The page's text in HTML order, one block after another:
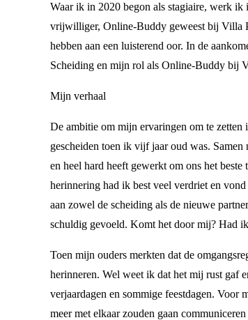
Waar ik in 2020 begon als stagiaire, werk
vrijwilliger, Online-Buddy geweest bij Villa
hebben aan een luisterend oor. In de
Scheiding en mijn rol als Online-Buddy bij
Mijn verhaal
De ambitie om mijn ervaringen om te
gescheiden toen ik vijf jaar oud was.
en heel hard heeft gewerkt om ons het
herinnering had ik best veel verdriet en
aan zowel de scheiding als de nieuwe
schuldig gevoeld. Komt het door mij? Had
Toen mijn ouders merkten dat de
herinneren. Wel weet ik dat het mij rust gaf
verjaardagen en sommige feestdagen.
meer met elkaar zouden gaan